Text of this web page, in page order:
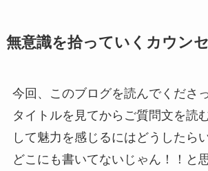
無意識を拾っていくカウン
今回、このブログを読んでくださ
タイトルを見てからご質問文を読
して魅力を感じるにはどうしたら
どこにも書いてないじゃん！！と